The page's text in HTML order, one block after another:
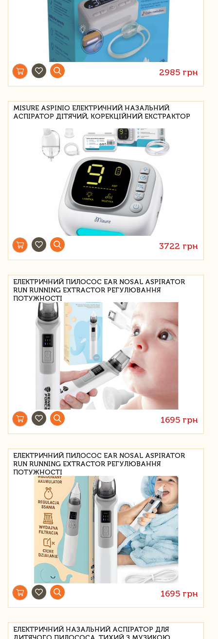
2985 грн
MISURE ASPINIO ЕЛЕКТРИЧНИЙ НАЗАЛЬНИЙ
АСПІРАТОР ДІТЯЧИЙ, КОРЕКЦІЙНИЙ ЕКСТРАКТОР
3722 грн
ЕЛЕКТРИЧНИЙ ПИЛОСОС EAR NOSAL ASPIRATOR
RUN RUNNING EXTRACTOR РЕГУЛЮВАННЯ
ПОТУЖНОСТІ
1695 грн
ЕЛЕКТРИЧНИЙ ПИЛОСОС EAR NOSAL ASPIRATOR
RUN RUNNING EXTRACTOR РЕГУЛЮВАННЯ
ПОТУЖНОСТІ
1695 грн
ЕЛЕКТРИЧНИЙ НАЗАЛЬНИЙ АСПІРАТОР ДЛЯ